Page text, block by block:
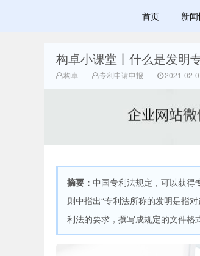
赣州宝峰商标
资讯网 - 赣州
首页 新
构卓小课堂丨什么是发明
构卓 专利申请申报 2021-02-
摘要： 中国专利法规定，可以获得
则中指出“专利法所称的发明是指
利法的要求，撰写成规定的文件格